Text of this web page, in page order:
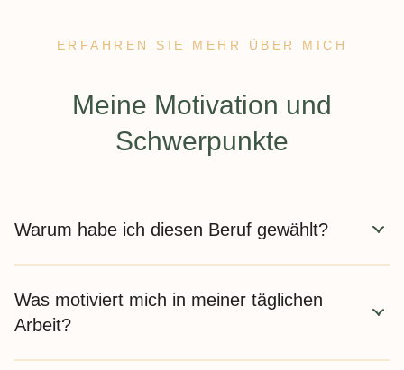
ERFAHREN SIE MEHR ÜBER MICH
Meine Motivation und
Schwerpunkte
Warum habe ich diesen Beruf gewählt?
helfen möchte, wieder Vertrauen in ihren Körper zu
entwickeln und eine entspannte Beziehung zum Essen
Was motiviert mich in meiner täglichen
Arbeit?